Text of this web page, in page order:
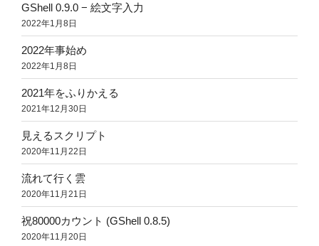
GShell 0.9.0 − 絵文字入力
2022年1月8日
2022年事始め
2022年1月8日
2021年をふりかえる
2021年12月30日
見えるスクリプト
2020年11月22日
流れて行く雲
2020年11月21日
祝80000カウント (GShell 0.8.5)
2020年11月20日